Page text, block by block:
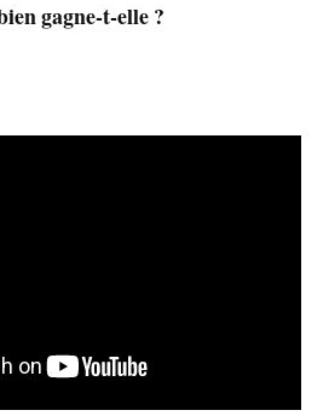
gagne-t-elle ?